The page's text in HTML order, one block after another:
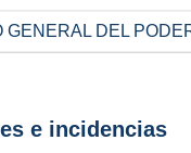
GENERAL DEL
e incidencias